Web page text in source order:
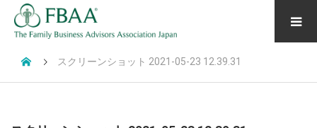
スクリーンショット 2021-05-23 12.39.31